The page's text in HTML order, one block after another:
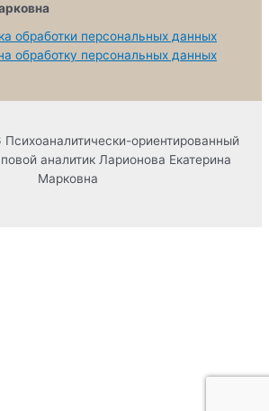
обработки персональных данных
обработку персональных данных
ориентированный
аналитик Ларионова Екатерина
Марковна